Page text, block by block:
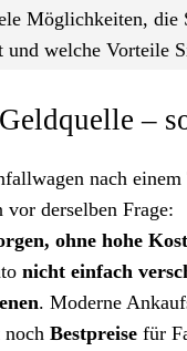
Möglichkeiten, die
welche Vorteile
–
nach
derselben Frage:
ohne hohe
nicht einfach
. Moderne
noch Bestpreise für